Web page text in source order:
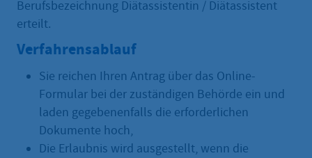
Berufsbezeichnung Diätassistentin / Diätassistent
erteilt.
Verfahrensablauf
Sie reichen Ihren Antrag über das Online-
Formular bei der zuständigen Behörde ein und
laden gegebenenfalls die erforderlichen
Dokumente hoch,
Die Erlaubnis wird ausgestellt, wenn die